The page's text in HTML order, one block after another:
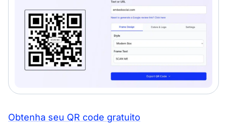
Obtenha seu QR code gratuito